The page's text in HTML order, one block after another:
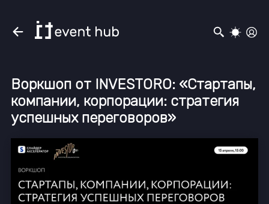
Воркшоп от INVESTORO: «Стартапы,
компании, корпорации: стратегия
успешных переговоров»